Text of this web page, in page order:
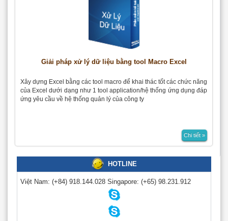
Giải pháp xử lý dữ liệu bằng tool Macro Excel
Xây dựng Excel bằng các tool macro để khai thác tốt các chức năng
của Excel dưới dạng như 1 tool application/hệ thống ứng dụng đáp
ứng yêu cầu về hệ thống quản lý của công ty
Chi tiết »
HOTLINE
Việt Nam: (+84) 918.144.028 Singapore: (+65) 98.231.912